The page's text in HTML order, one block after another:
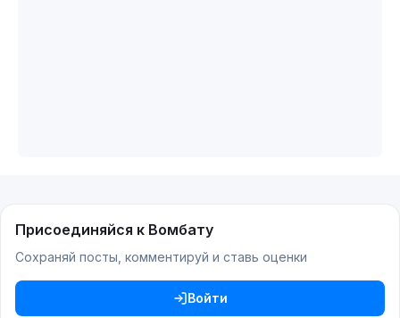
Присоединяйся к Вомбату
Сохраняй посты, комментируй и ставь оценки
Войти